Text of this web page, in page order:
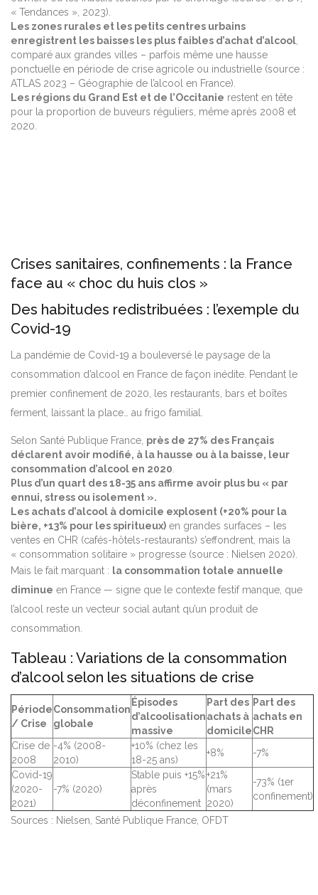
« Tendances », 2023).
Les zones rurales et les petits centres urbains
enregistrent les baisses les plus faibles d’achat d’alcool
comparé aux grandes villes – parfois même une hausse
ponctuelle en période de crise agricole ou industrielle (source :
ATLAS 2023 – Géographie de l’alcool en France).
Les régions du Grand Est et de l’Occitanie restent en tête
pour la proportion de buveurs réguliers, même après 2008 et
2020.
Crises sanitaires, confinements : la France
face au « choc du huis clos »
Des habitudes redistribuées : l’exemple du
Covid-19
La pandémie de Covid-19 a bouleversé le paysage de la
consommation d’alcool en France de façon inédite. Pendant le
premier confinement de 2020, les restaurants, bars et boîtes
ferment, laissant la place… au frigo familial.
Selon Santé Publique France, près de 27% des Français
déclarent avoir modifié, à la hausse ou à la baisse, leur
consommation d’alcool en 2020
Plus d’un quart des 18-35 ans affirme avoir plus bu « par
ennui, stress ou isolement ».
Les achats d’alcool à domicile explosent (+20% pour la
bière, +13% pour les spiritueux) en grandes surfaces – les
ventes en CHR (cafés-hôtels-restaurants) s’effondrent, mais la
« consommation solitaire » progresse (source : Nielsen 2020).
Mais le fait marquant : la consommation totale annuelle
diminue en France — signe que le contexte festif manque, que
l’alcool reste un vecteur social autant qu’un produit de
consommation.
Tableau : Variations de la consommation
d’alcool selon les situations de crise
Période
/ Crise
Consommation
globale
Épisodes
d’alcoolisation
massive
Part des
achats à
domicile
Part des
achats en
CHR
Crise de
2008
-4% (2008-
2010)
+10% (chez les
18-25 ans)
+8%
-7%
Covid-19
(2020-
2021)
-7% (2020)
Stable puis +15%
après
déconfinement
+21%
(mars
2020)
-73% (1er
confinement)
Sources : Nielsen, Santé Publique France, OFDT